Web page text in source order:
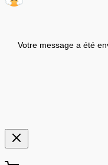
Votre message a été